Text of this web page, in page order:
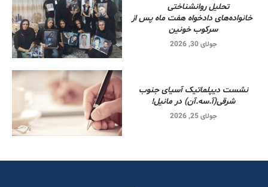
تحلیل روانشناختی
خانواده‌های دادخواه هفت ماه پس از
سرکوب خونین
جولای 30, 2026
نشست دیپلماتیک آسیای جنوب
شرقی‌(آ.سه.آن) در مانیل!
جولای 25, 2026